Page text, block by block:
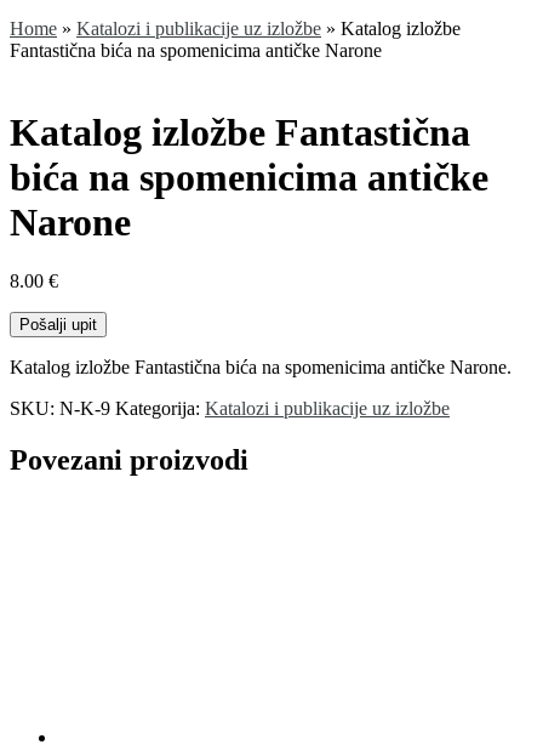
Home » Katalozi i publikacije uz izložbe » Katalog izložbe
Fantastična bića na spomenicima antičke Narone
Katalog izložbe Fantastična
bića na spomenicima antičke
Narone
8.00 €
Pošalji upit
Katalog izložbe Fantastična bića na spomenicima antičke Narone.
SKU: N-K-9 Kategorija: Katalozi i publikacije uz izložbe
Povezani proizvodi